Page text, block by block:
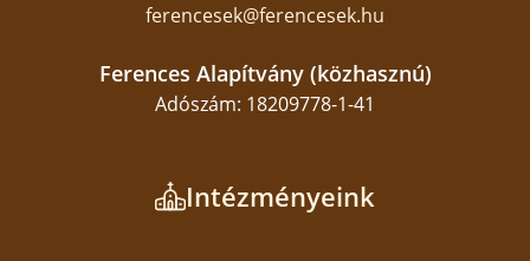
ferencesek@ferencesek.hu
Ferences Alapítvány (közhasznú)
Adószám: 18209778-1-41
Intézményeink